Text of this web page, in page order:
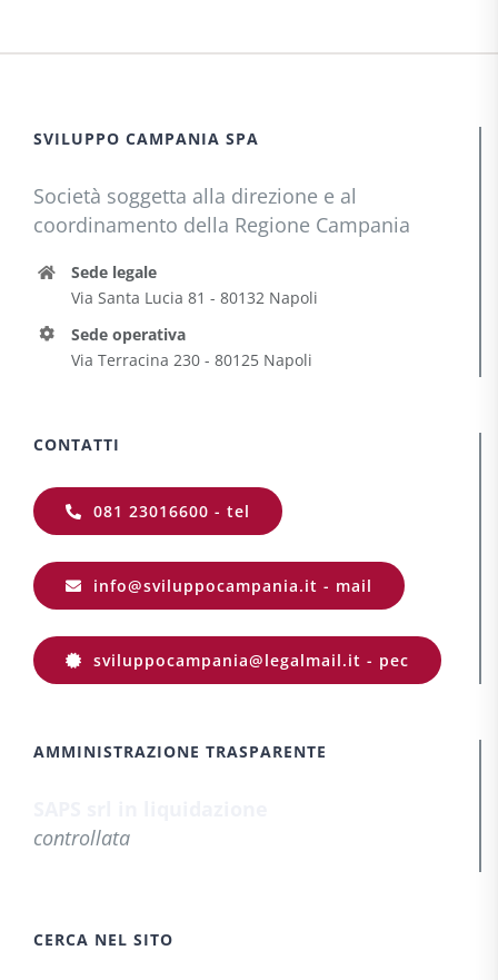
SVILUPPO CAMPANIA SPA
Società soggetta alla direzione e al
coordinamento della Regione Campania
Sede legale
Via Santa Lucia 81 - 80132 Napoli
Sede operativa
Via Terracina 230 - 80125 Napoli
CONTATTI
081 23016600 - tel
info@sviluppocampania.it - mail
sviluppocampania@legalmail.it - pec
AMMINISTRAZIONE TRASPARENTE
controllata
CERCA NEL SITO